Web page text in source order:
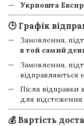
Укрпошта
🕒 Графік
Замовлення,
в той самий
Замовлення,
відправляються
Після
для
💰 Вартість